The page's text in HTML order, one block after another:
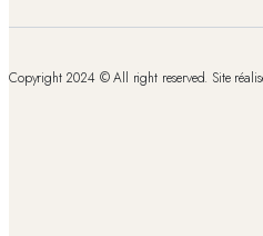
Copyright 2024 © All right reserved. Site